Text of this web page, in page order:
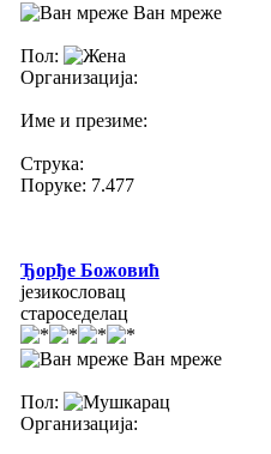
Ван мреже
Пол:
Организација:
Име и презиме:
Струка:
Поруке: 7.477
Ђорђе Божовић
језикословац
староседелац
Ван мреже
Пол:
Организација: